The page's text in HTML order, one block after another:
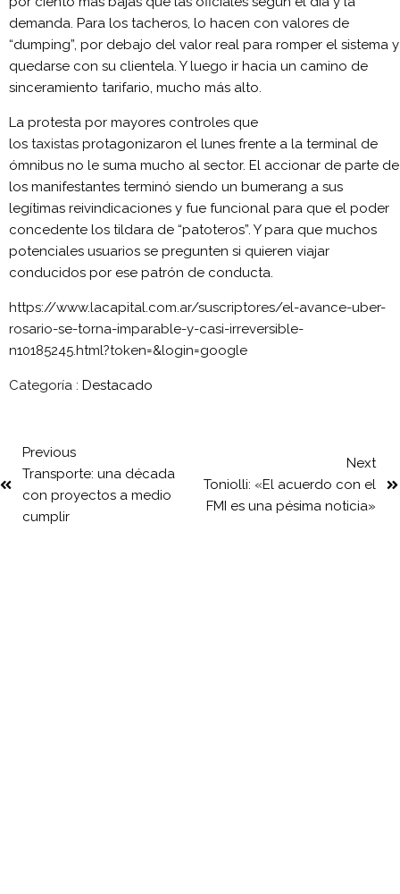
demanda. Para los tacheros, lo hacen con valores de
“dumping”, por debajo del valor real para romper el sistema y
quedarse con su clientela. Y luego ir hacia un camino de
sinceramiento tarifario, mucho más alto.
La protesta por mayores controles que
los taxistas protagonizaron el lunes frente a la terminal de
ómnibus no le suma mucho al sector. El accionar de parte de
los manifestantes terminó siendo un bumerang a sus
legítimas reivindicaciones y fue funcional para que el poder
concedente los tildara de “patoteros”. Y para que muchos
potenciales usuarios se pregunten si quieren viajar
conducidos por ese patrón de conducta.
https://www.lacapital.com.ar/suscriptores/el-avance-uber-
rosario-se-torna-imparable-y-casi-irreversible-
n10185245.html?token=&login=google
Categoría : Destacado
Previous
Transporte: una década
con proyectos a medio
cumplir
Next
Toniolli: «El acuerdo con el
FMI es una pésima noticia»